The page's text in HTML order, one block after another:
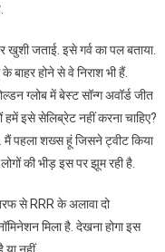
जताई. इसे गर्व का पल बताया.
होने से वे निराश भी हैं.
ग्लोब में बेस्ट सॉन्ग अवॉर्ड जीत
हमें इसे सेलिब्रेट नहीं करना चाहिए?
मैं पहला शख्स हूं जिसने ट्वीट किया
की भीड़ इस पर झूम रही है.
से RRR के अलावा दो
मिला है. देखना होगा इस
नहीं.